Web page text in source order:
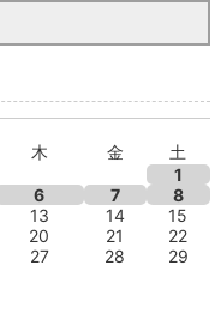
木 金
土
1
6 7
8
13 14
15
20 21
22
27 28
29